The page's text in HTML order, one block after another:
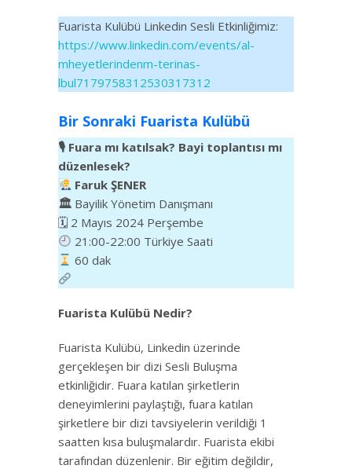
Fuarista Kulübü Linkedin Sesli Etkinliğimiz:
https://www.linkedin.com/events/al-
mheyetlerindenm-terinas-
lbul7179758312530317312
Bir Sonraki Fuarista Kulübü
🎙 Fuara mı katılsak? Bayi toplantısı mı
düzenlesek?
Faruk ŞENER
🏛 Bayilik Yönetim Danışmanı
🗓 2 Mayıs 2024 Perşembe
21:00-22:00 Türkiye Saati
60 dak
Fuarista Kulübü Nedir?
Fuarista Kulübü, Linkedin üzerinde
gerçekleşen bir dizi Sesli Buluşma
etkinliğidir. Fuara katılan şirketlerin
deneyimlerini paylaştığı, fuara katılan
şirketlere bir dizi tavsiyelerin verildiği 1
saatten kısa buluşmalardır. Fuarista ekibi
tarafından düzenlenir. Bir eğitim değildir,